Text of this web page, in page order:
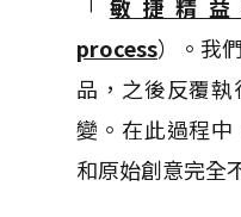
「 敏捷精益
process）。 我
品，之後反覆
變。 在此過程
和原始創意完全